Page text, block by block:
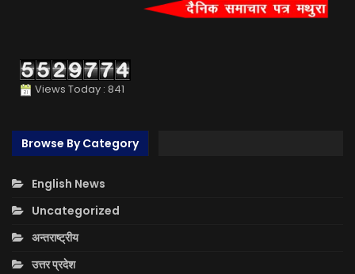
Views Today : 841
Browse By Category
English News
Uncategorized
अन्तराष्ट्रीय
उत्तर प्रदेश